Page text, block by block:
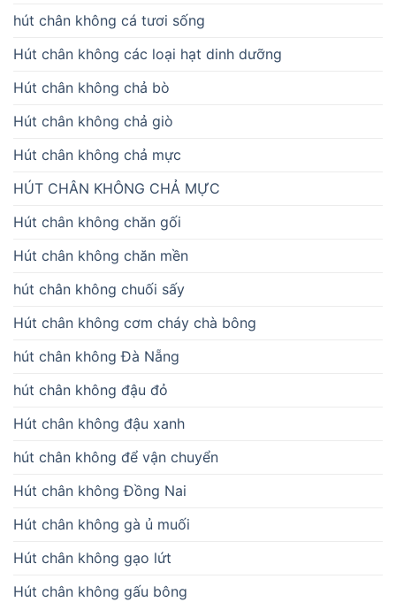
hút chân không cá tươi sống
Hút chân không các loại hạt dinh dưỡng
Hút chân không chả bò
Hút chân không chả giò
Hút chân không chả mực
HÚT CHÂN KHÔNG CHẢ MỰC
Hút chân không chăn gối
Hút chân không chăn mền
hút chân không chuối sấy
Hút chân không cơm cháy chà bông
hút chân không Đà Nẵng
hút chân không đậu đỏ
Hút chân không đậu xanh
hút chân không để vận chuyển
Hút chân không Đồng Nai
Hút chân không gà ủ muối
Hút chân không gạo lứt
Hút chân không gấu bông